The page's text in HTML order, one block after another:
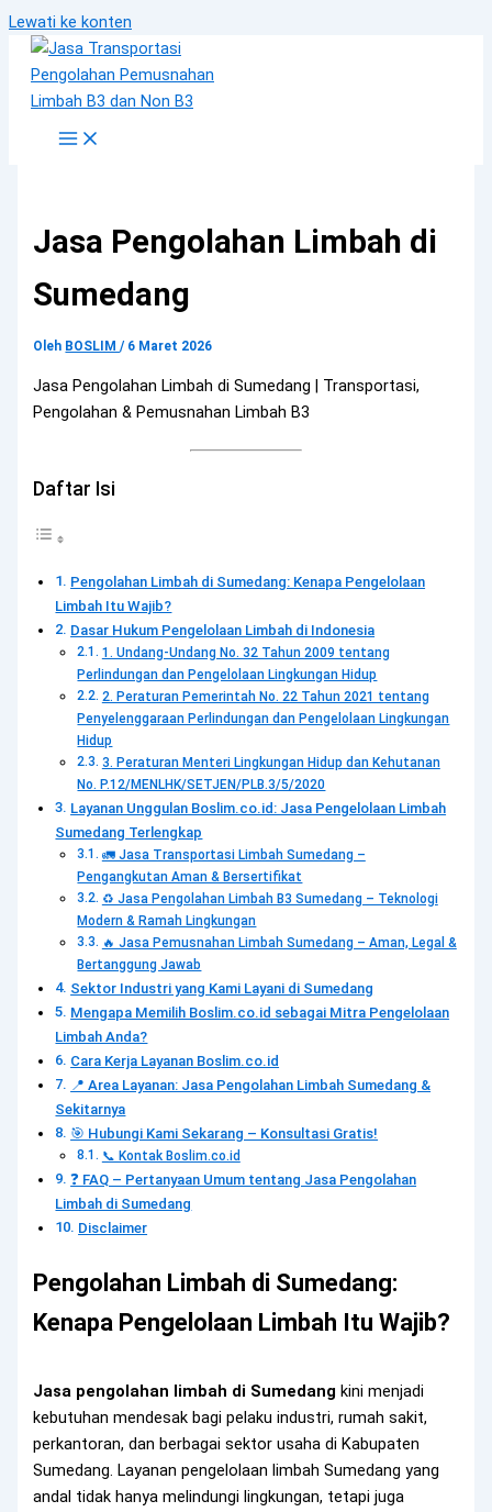
Lewati ke konten
Jasa Pengolahan Limbah di
Sumedang
Oleh BOSLIM/ 6 Maret 2026
Jasa Pengolahan Limbah di Sumedang | Transportasi,
Pengolahan & Pemusnahan Limbah B3
Daftar Isi
Pengolahan Limbah di Sumedang: Kenapa Pengelolaan
Limbah Itu Wajib?
Dasar Hukum Pengelolaan Limbah di Indonesia
1. Undang-Undang No. 32 Tahun 2009 tentang
Perlindungan dan Pengelolaan Lingkungan Hidup
2. Peraturan Pemerintah No. 22 Tahun 2021 tentang
Penyelenggaraan Perlindungan dan Pengelolaan Lingkungan
Hidup
3. Peraturan Menteri Lingkungan Hidup dan Kehutanan
No. P.12/MENLHK/SETJEN/PLB.3/5/2020
Layanan Unggulan Boslim.co.id: Jasa Pengelolaan Limbah
Sumedang Terlengkap
🚛 Jasa Transportasi Limbah Sumedang –
Pengangkutan Aman & Bersertifikat
♻️ Jasa Pengolahan Limbah B3 Sumedang – Teknologi
Modern & Ramah Lingkungan
🔥 Jasa Pemusnahan Limbah Sumedang – Aman, Legal &
Bertanggung Jawab
Sektor Industri yang Kami Layani di Sumedang
Mengapa Memilih Boslim.co.id sebagai Mitra Pengelolaan
Limbah Anda?
Cara Kerja Layanan Boslim.co.id
📍 Area Layanan: Jasa Pengolahan Limbah Sumedang &
Sekitarnya
🎯 Hubungi Kami Sekarang – Konsultasi Gratis!
📞 Kontak Boslim.co.id
❓ FAQ – Pertanyaan Umum tentang Jasa Pengolahan
Limbah di Sumedang
Disclaimer
Pengolahan Limbah di Sumedang:
Kenapa Pengelolaan Limbah Itu Wajib?
Jasa pengolahan limbah di Sumedang kini menjadi
kebutuhan mendesak bagi pelaku industri, rumah sakit,
perkantoran, dan berbagai sektor usaha di Kabupaten
Sumedang. Layanan pengelolaan limbah Sumedang yang
andal tidak hanya melindungi lingkungan, tetapi juga